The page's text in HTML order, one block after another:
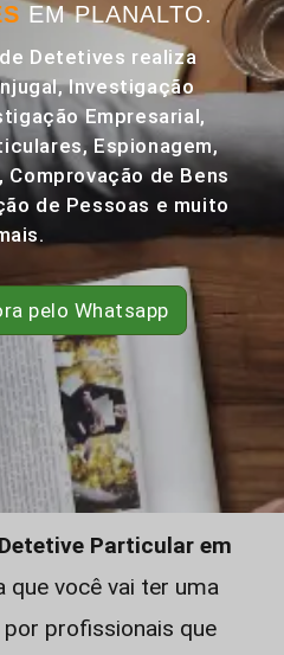
EM PLANALTO.
Detetives realiza
Investigação
Empresarial,
Espionagem,
Comprovação de Bens
de Pessoas e muito
pelo Whatsapp
Detetive Particular em
que você vai ter uma
profissionais que